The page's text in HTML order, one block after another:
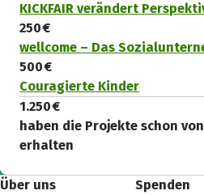
KICKFAIR verändert
250 €
wellcome – Das
500 €
Couragierte Kinder
1.250 €
haben die Projekte schon
erhalten
Über uns
Spenden